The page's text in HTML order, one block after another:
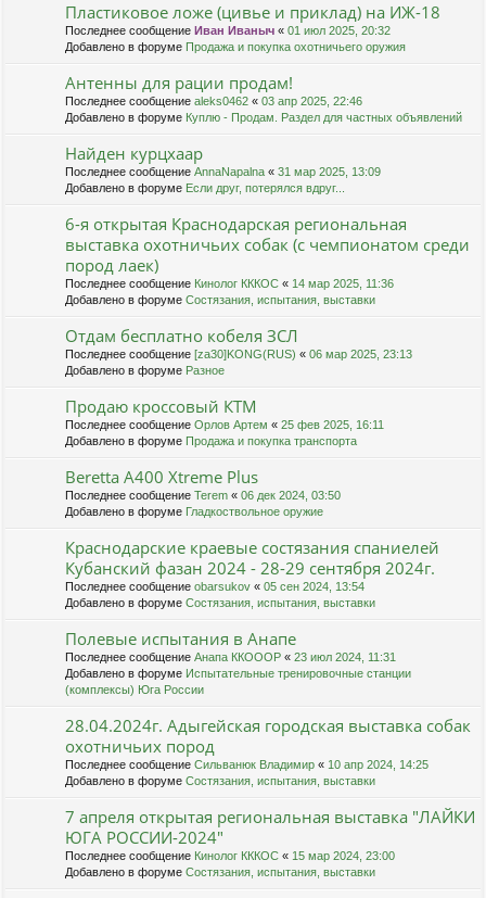
Пластиковое ложе (цивье и приклад) на ИЖ-18
Последнее сообщение Иван Иваныч « 01 июл 2025, 20:32
Добавлено в форуме Продажа и покупка охотничьего оружия
Антенны для рации продам!
Последнее сообщение aleks0462 « 03 апр 2025, 22:46
Добавлено в форуме Куплю - Продам. Раздел для частных объявлений
Найден курцхаар
Последнее сообщение AnnaNapalna « 31 мар 2025, 13:09
Добавлено в форуме Если друг, потерялся вдруг...
6-я открытая Краснодарская региональная
выставка охотничьих собак (с чемпионатом среди
пород лаек)
Последнее сообщение Кинолог КККОС « 14 мар 2025, 11:36
Добавлено в форуме Состязания, испытания, выставки
Отдам бесплатно кобеля ЗСЛ
Последнее сообщение [za30]KONG(RUS) « 06 мар 2025, 23:13
Добавлено в форуме Разное
Продаю кроссовый КТМ
Последнее сообщение Орлов Артем « 25 фев 2025, 16:11
Добавлено в форуме Продажа и покупка транспорта
Beretta A400 Xtreme Plus
Последнее сообщение Terem « 06 дек 2024, 03:50
Добавлено в форуме Гладкоствольное оружие
Краснодарские краевые состязания спаниелей
Кубанский фазан 2024 - 28-29 сентября 2024г.
Последнее сообщение obarsukov « 05 сен 2024, 13:54
Добавлено в форуме Состязания, испытания, выставки
Полевые испытания в Анапе
Последнее сообщение Анапа ККОООР « 23 июл 2024, 11:31
Добавлено в форуме Испытательные тренировочные станции
(комплексы) Юга России
28.04.2024г. Адыгейская городская выставка собак
охотничьих пород
Последнее сообщение Сильванюк Владимир « 10 апр 2024, 14:25
Добавлено в форуме Состязания, испытания, выставки
7 апреля открытая региональная выставка "ЛАЙКИ
ЮГА РОССИИ-2024"
Последнее сообщение Кинолог КККОС « 15 мар 2024, 23:00
Добавлено в форуме Состязания, испытания, выставки